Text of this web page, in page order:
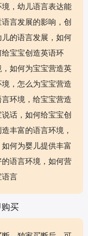
，幼儿语言表达能
言发展的影响，创
的语言发展，如何
宝宝创造英语环
如何为宝宝营造英
，怎么为宝宝营造
环境，给宝宝营造
话，如何给宝宝创
丰富的语言环境，
何为婴儿提供丰富
语言环境，如何营
言
买